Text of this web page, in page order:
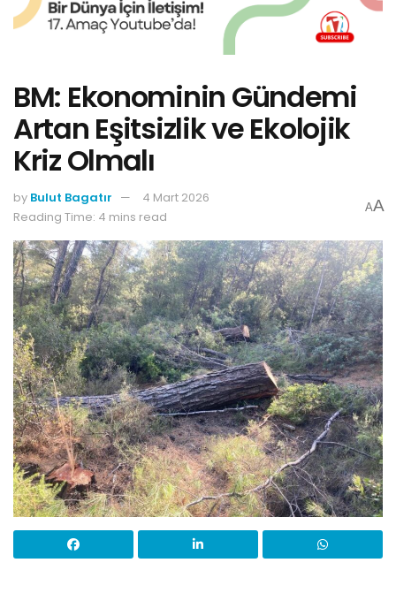
BM: Ekonominin Gündemi
Artan Eşitsizlik ve Ekolojik
Kriz Olmalı
by Bulut Bagatır
4 Mart 2026
Reading Time: 4 mins read
AA